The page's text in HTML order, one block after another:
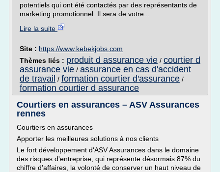
potentiels qui ont été contactés par des représentants de
marketing promotionnel. Il sera de votre...
Lire la suite
Site : https://www.kebekjobs.com
Thèmes liés : produit d assurance vie / courtier d
assurance vie / assurance en cas d'accident
de travail / formation courtier d'assurance /
formation courtier d assurance
Courtiers en assurances – ASV Assurances
rennes
Courtiers en assurances
Apporter les meilleures solutions à nos clients
Le fort développement d'ASV Assurances dans le domaine
des risques d'entreprise, qui représente désormais 87% du
chiffre d'affaires, la volonté de conserver un haut niveau de